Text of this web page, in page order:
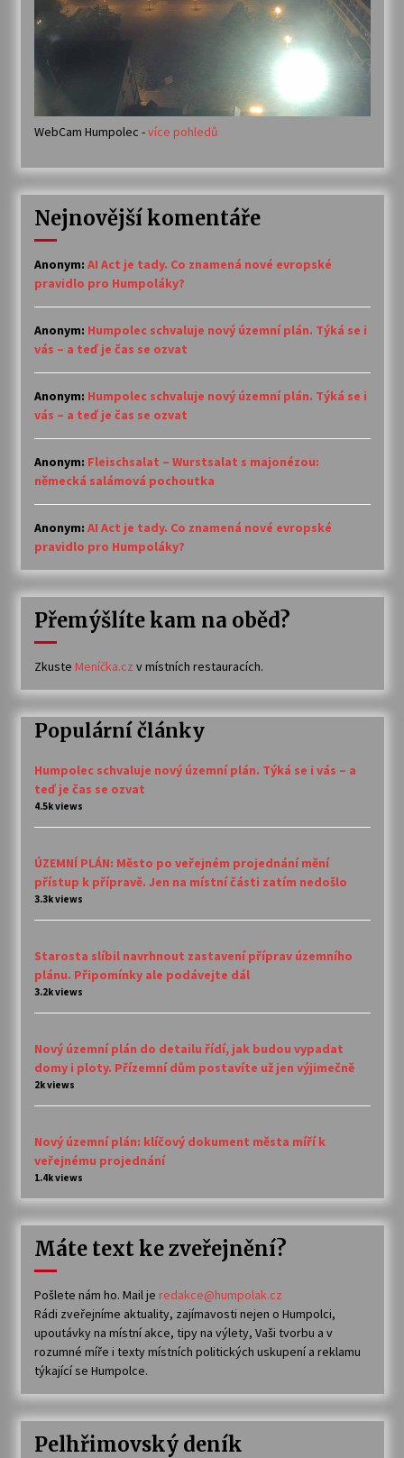
WebCam Humpolec -více pohledů
Nejnovější komentáře
Anonym: AI Act je tady. Co znamená nové evropské
pravidlo pro Humpoláky?
Anonym: Humpolec schvaluje nový územní plán. Týká se i
vás – a teď je čas se ozvat
Anonym: Humpolec schvaluje nový územní plán. Týká se i
vás – a teď je čas se ozvat
Anonym: Fleischsalat – Wurstsalat s majonézou:
německá salámová pochoutka
Anonym: AI Act je tady. Co znamená nové evropské
pravidlo pro Humpoláky?
Přemýšlíte kam na oběd?
Zkuste Meníčka.cz v místních restauracích.
Populární články
Humpolec schvaluje nový územní plán. Týká se i vás – a
teď je čas se ozvat
4.5k views
ÚZEMNÍ PLÁN: Město po veřejném projednání mění
přístup k přípravě. Jen na místní části zatím nedošlo
3.3k views
Starosta slíbil navrhnout zastavení příprav územního
plánu. Připomínky ale podávejte dál
3.2k views
Nový územní plán do detailu řídí, jak budou vypadat
domy i ploty. Přízemní dům postavíte už jen výjimečně
2k views
Nový územní plán: klíčový dokument města míří k
veřejnému projednání
1.4k views
Máte text ke zveřejnění?
Pošlete nám ho. Mail je redakce@humpolak.cz
Rádi zveřejníme aktuality, zajímavosti nejen o Humpolci,
upoutávky na místní akce, tipy na výlety, Vaši tvorbu a v
rozumné míře i texty místních politických uskupení a reklamu
týkající se Humpolce.
Pelhřimovský deník